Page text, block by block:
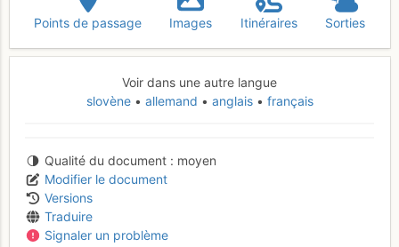
Points de passage Images Itinéraires Sorties
Voir dans une autre langue
slovène
allemand anglais français
Qualité du document
moyen
Modifier le document
Versions
Traduire
Signaler un problème